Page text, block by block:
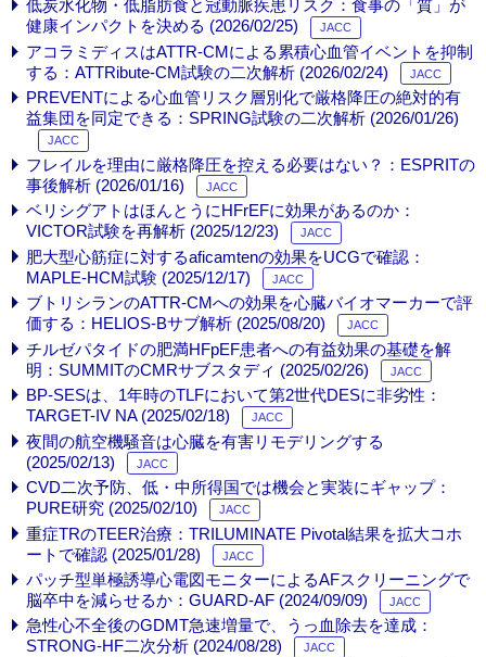
低炭水化物・低脂肪食と冠動脈疾患リスク：食事の「質」が
健康インパクトを決める (2026/02/25)
JACC
アコラミディスはATTR-CMによる累積心血管イベントを抑制
する：ATTRibute-CM試験の二次解析 (2026/02/24)
JACC
PREVENTによる心血管リスク層別化で厳格降圧の絶対的有
益集団を同定できる：SPRING試験の二次解析 (2026/01/26)
JACC
フレイルを理由に厳格降圧を控える必要はない？：ESPRITの
事後解析 (2026/01/16)
JACC
ベリシグアトはほんとうにHFrEFに効果があるのか：
VICTOR試験を再解析 (2025/12/23)
JACC
肥大型心筋症に対するaficamtenの効果をUCGで確認：
MAPLE-HCM試験 (2025/12/17)
JACC
ブトリシランのATTR-CMへの効果を心臓バイオマーカーで評
価する：HELIOS-Bサブ解析 (2025/08/20)
JACC
チルゼパタイドの肥満HFpEF患者への有益効果の基礎を解
明：SUMMITのCMRサブスタディ (2025/02/26)
JACC
BP-SESは、1年時のTLFにおいて第2世代DESに非劣性：
TARGET-IV NA (2025/02/18)
JACC
夜間の航空機騒音は心臓を有害リモデリングする
(2025/02/13)
JACC
CVD二次予防、低・中所得国では機会と実装にギャップ：
PURE研究 (2025/02/10)
JACC
重症TRのTEER治療：TRILUMINATE Pivotal結果を拡大コホ
ートで確認 (2025/01/28)
JACC
パッチ型単極誘導心電図モニターによるAFスクリーニングで
脳卒中を減らせるか：GUARD-AF (2024/09/09)
JACC
急性心不全後のGDMT急速増量で、うっ血除去を達成：
STRONG-HF二次分析 (2024/08/28)
JACC